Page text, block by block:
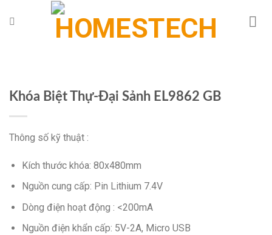
đến
Khóa Biệt Thự-Đại Sảnh EL9862 GB
Thông số kỹ thuật :
Kích thước khóa: 80x480mm
Nguồn cung cấp: Pin Lithium 7.4V
Dòng điện hoạt động : <200mA
Nguồn điện khẩn cấp: 5V-2A, Micro USB